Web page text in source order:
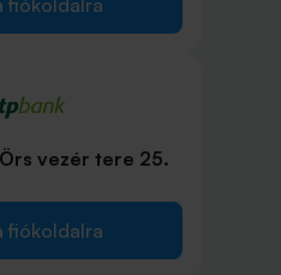
vezér tere 25.
fiókoldalra